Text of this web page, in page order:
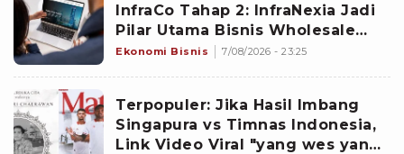
InfraCo Tahap 2: InfraNexia Jadi
Pilar Utama Bisnis Wholesale
Connectivity
Ekonomi Bisnis 7/08/2026 - 23:25
Terpopuler: Jika Hasil Imbang
Singapura vs Timnas Indonesia,
Link Video Viral "yang wes yang",